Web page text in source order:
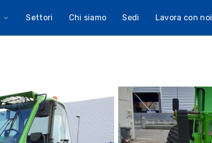
Settori Chi siamo Sedi Lavora con noi